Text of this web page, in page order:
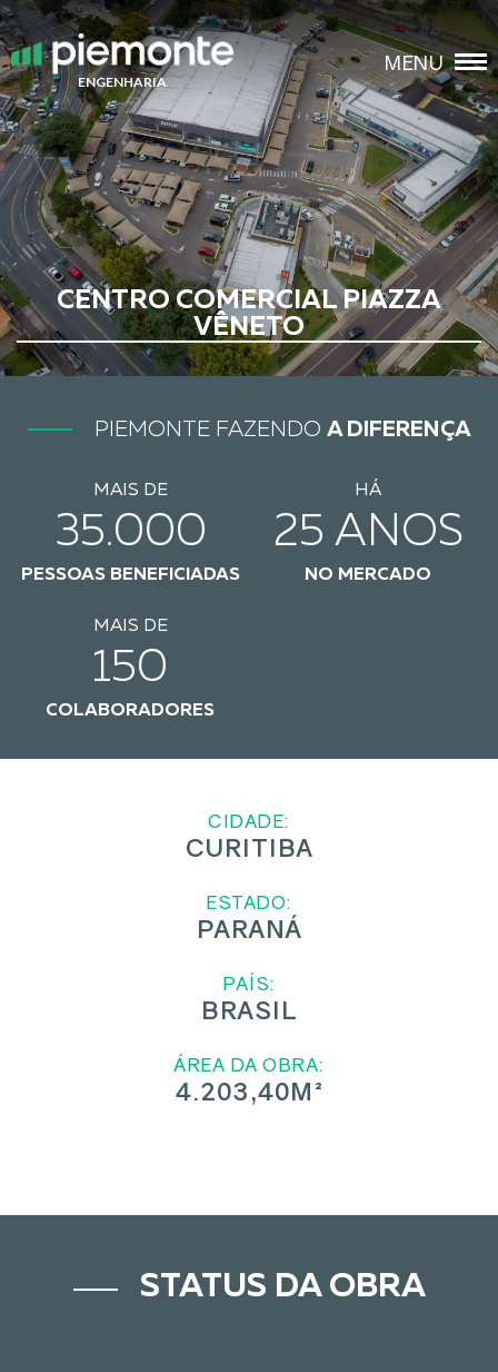
ENGENHARIA
MENU
FECHAR
CENTRO COMERCIAL PIAZZA
VÊNETO
PIEMONTE FAZENDO A DIFERENÇA
MAIS DE
35.000
PESSOAS BENEFICIADAS
HÁ
25 ANOS
NO MERCADO
MAIS DE
150
COLABORADORES
CIDADE:
CURITIBA
ESTADO:
PARANÁ
PAÍS:
BRASIL
ÁREA DA OBRA:
4.203,40M²
STATUS DA OBRA